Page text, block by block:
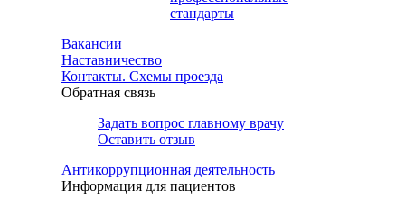
стандарты
Вакансии
Наставничество
Контакты. Схемы проезда
Обратная связь
Задать вопрос главному врачу
Оставить отзыв
Антикоррупционная деятельность
Информация для пациентов